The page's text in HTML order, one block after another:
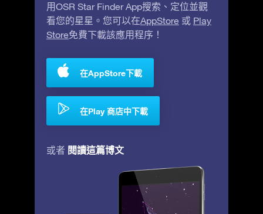
用OSR Star Finder App搜索、定位並觀
看您的星星。您可以在AppStore 或 Play
Store免費下載該應用程序！
在AppStore下載
在Play 商店中下載
或者 閱讀這篇博文